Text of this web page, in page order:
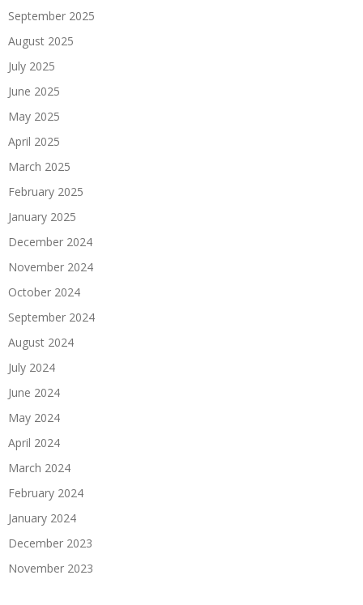
September 2025
August 2025
July 2025
June 2025
May 2025
April 2025
March 2025
February 2025
January 2025
December 2024
November 2024
October 2024
September 2024
August 2024
July 2024
June 2024
May 2024
April 2024
March 2024
February 2024
January 2024
December 2023
November 2023